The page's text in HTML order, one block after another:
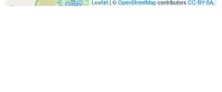
Leaflet | ©OpenStreetMapcontributors CC-BY-SA,